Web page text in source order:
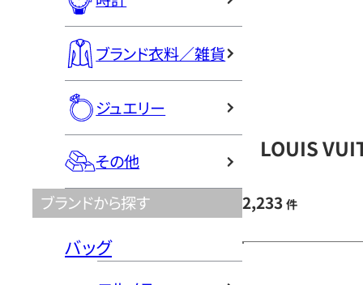
ブランド衣料／雑貨
ジュエリー
その他
ブランドから探す
バッグ
LOUIS
2,233 件